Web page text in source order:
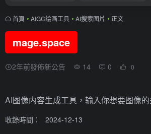
首頁 • AIGC绘画工具 • AI搜索图片 • 正文
mage.space
2年前發佈新公告 14 0 0
AI图像内容生成工具，输入你想要图像的
收錄時間： 2024-12-13